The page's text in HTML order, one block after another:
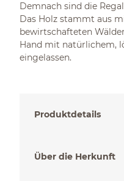
Demnach sind die
Das Holz stammt aus
bewirtschafteten
Hand mit natürlichem,
eingelassen.
Produktdetails
Über die Herkunft